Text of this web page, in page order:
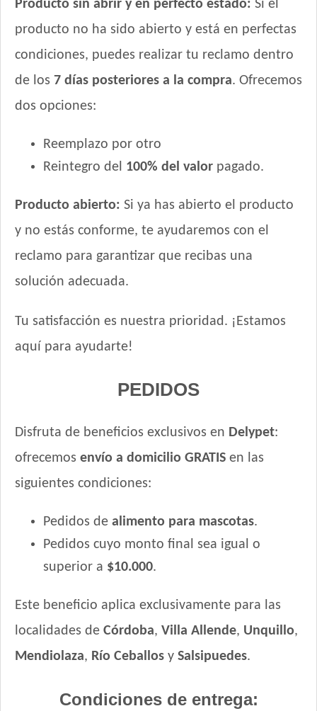
Producto sin abrir y en perfecto estado: Si el
producto no ha sido abierto y está en perfectas
condiciones, puedes realizar tu reclamo dentro
de los 7 días posteriores a la compra. Ofrecemos
dos opciones:
Reemplazo por otro
Reintegro del 100% del valor pagado.
Producto abierto: Si ya has abierto el producto
y no estás conforme, te ayudaremos con el
reclamo para garantizar que recibas una
solución adecuada.
Tu satisfacción es nuestra prioridad. ¡Estamos
aquí para ayudarte!
PEDIDOS
Disfruta de beneficios exclusivos en Delypet:
ofrecemos envío a domicilio GRATIS en las
siguientes condiciones:
Pedidos de alimento para mascotas.
Pedidos cuyo monto final sea igual o
superior a $10.000.
Este beneficio aplica exclusivamente para las
localidades de Córdoba, Villa Allende, Unquillo,
Mendiolaza, Río Ceballos y Salsipuedes.
Condiciones de entrega: